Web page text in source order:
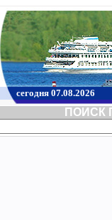
сегодня 07.08.2026
ПОИСК